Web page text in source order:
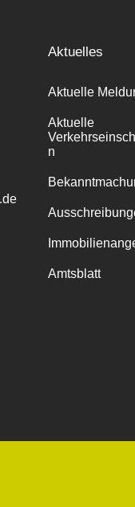
Aktuelles
Aktuelle
Aktuelle
n
Amtsblatt